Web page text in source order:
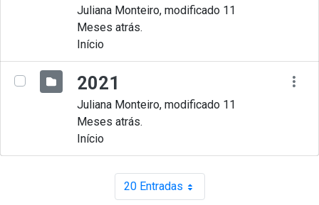
Juliana Monteiro, modificado 11
Meses atrás.
Início
2021
Juliana Monteiro, modificado 11
Meses atrás.
Início
20 EntradasPor página